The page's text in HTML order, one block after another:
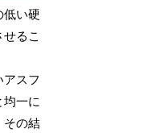
低い硬
るこ
アスフ
均一に
その結